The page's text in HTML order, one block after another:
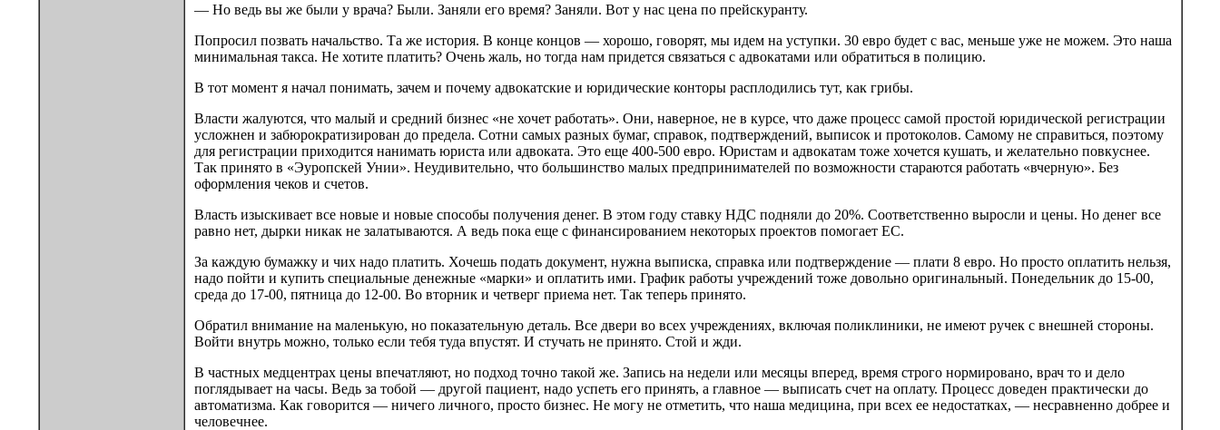
— Но ведь вы же были у врача? Были. Заняли его время? Заняли. Вот у нас цена по прейскуранту.
Попросил позвать начальство. Та же история. В конце концов — хорошо, говорят, мы идем на уступки. 30 евро будет с вас, меньше уже не можем. Это наша
минимальная такса. Не хотите платить? Очень жаль, но тогда нам придется связаться с адвокатами или обратиться в полицию.
В тот момент я начал понимать, зачем и почему адвокатские и юридические конторы расплодились тут, как грибы.
Власти жалуются, что малый и средний бизнес «не хочет работать». Они, наверное, не в курсе, что даже процесс самой простой юридической регистрации
усложнен и забюрократизирован до предела. Сотни самых разных бумаг, справок, подтверждений, выписок и протоколов. Самому не справиться, поэтому
для регистрации приходится нанимать юриста или адвоката. Это еще 400-500 евро. Юристам и адвокатам тоже хочется кушать, и желательно повкуснее.
Так принято в «Эуропскей Унии». Неудивительно, что большинство малых предпринимателей по возможности стараются работать «вчерную». Без
оформления чеков и счетов.
Власть изыскивает все новые и новые способы получения денег. В этом году ставку НДС подняли до 20%. Соответственно выросли и цены. Но денег все
равно нет, дырки никак не залатываются. А ведь пока еще с финансированием некоторых проектов помогает ЕС.
За каждую бумажку и чих надо платить. Хочешь подать документ, нужна выписка, справка или подтверждение — плати 8 евро. Но просто оплатить нельзя,
надо пойти и купить специальные денежные «марки» и оплатить ими. График работы учреждений тоже довольно оригинальный. Понедельник до 15-00,
среда до 17-00, пятница до 12-00. Во вторник и четверг приема нет. Так теперь принято.
Обратил внимание на маленькую, но показательную деталь. Все двери во всех учреждениях, включая поликлиники, не имеют ручек с внешней стороны.
Войти внутрь можно, только если тебя туда впустят. И стучать не принято. Стой и жди.
В частных медцентрах цены впечатляют, но подход точно такой же. Запись на недели или месяцы вперед, время строго нормировано, врач то и дело
поглядывает на часы. Ведь за тобой — другой пациент, надо успеть его принять, а главное — выписать счет на оплату. Процесс доведен практически до
автоматизма. Как говорится — ничего личного, просто бизнес. Не могу не отметить, что наша медицина, при всех ее недостатках, — несравненно добрее и
человечнее.